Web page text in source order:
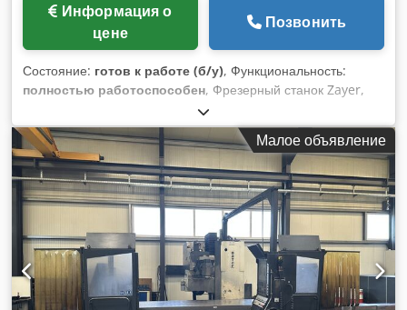
цене
Позвонить
Состояние: готов к работе (б/у), Функциональность:
полностью работоспособен, Фрезерный станок Zayer,
модель 60BM, со столом 2030 мм x 700 мм, оснащен
цифровым индикатором координат, имеет приводной
шпиндель. Ход по оси X: 1524 мм, ход шпинделя: 712 мм,
ход по оси Z: 560 мм, конус Морзе ISO 50, диапазон
скоростей: 24–1685 об/мин, мощность двигателя
шпинделя: 15 л. с. Станок в хорошем состоянии.
Приблизительный вес станка: 6500 кг. Dodpfx Abszmp
Insmsck
Малое объявление